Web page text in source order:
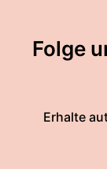
Folge
Erhalte